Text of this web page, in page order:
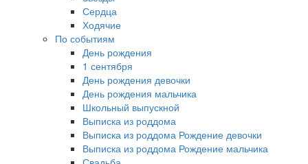
Сердца
Ходячие
По событиям
День рождения
1 сентября
День рождения девочки
День рождения мальчика
Школьный выпускной
Выписка из роддома
Выписка из роддома Рождение девочки
Выписка из роддома Рождение мальчика